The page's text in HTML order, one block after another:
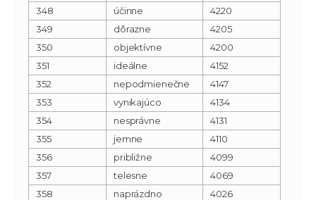
348
účinne
4220
349
dôrazne
4205
350
objektívne
4200
351
ideálne
4152
352
nepodmienečne
4147
353
vynikajúco
4134
354
nesprávne
4131
355
jemne
4110
356
približne
4099
357
telesne
4069
358
naprázdno
4026